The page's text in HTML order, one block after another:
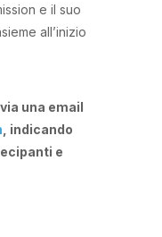
e il suo
all’inizio
una email
, indicando
e